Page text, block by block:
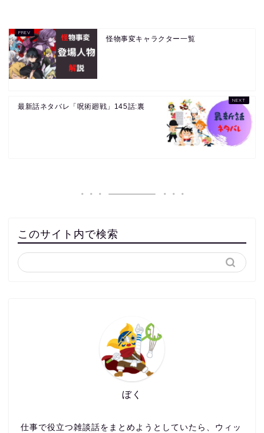
怪物事変キャラクター一覧
最新話ネタバレ「呪術廻戦」145話:裏
このサイト内で検索
ぼく
仕事で役立つ雑談話をまとめようとしていたら、ウィッ